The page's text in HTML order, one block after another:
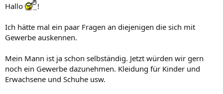
r
e
r
Hallo !
Ich hätte mal ein paar Fragen an diejenigen die sich mit
Gewerbe auskennen.
Mein Mann ist ja schon selbständig. Jetzt würden wir gern
noch ein Gewerbe dazunehmen. Kleidung für Kinder und
Erwachsene und Schuhe usw.